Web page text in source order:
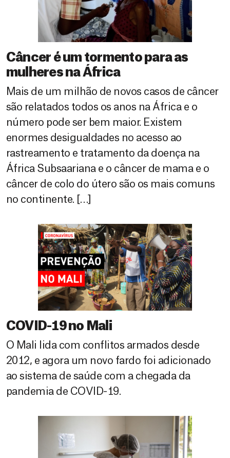
Câncer é um tormento para as
mulheres na África
Mais de um milhão de novos casos de câncer
são relatados todos os anos na África e o
número pode ser bem maior. Existem
enormes desigualdades no acesso ao
rastreamento e tratamento da doença na
África Subsaariana e o câncer de mama e o
câncer de colo do útero são os mais comuns
no continente. […]
COVID-19 no Mali
O Mali lida com conflitos armados desde
2012, e agora um novo fardo foi adicionado
ao sistema de saúde com a chegada da
pandemia de COVID-19.